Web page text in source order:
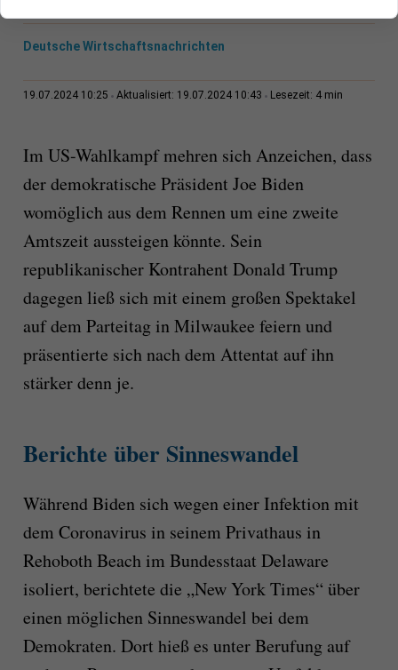
Deutsche Wirtschaftsnachrichten
19.07.2024 10:25 Aktualisiert: 19.07.2024 10:43 Lesezeit: 4 min
Im US-Wahlkampf mehren sich Anzeichen, dass
der demokratische Präsident Joe Biden
womöglich aus dem Rennen um eine zweite
Amtszeit aussteigen könnte. Sein
republikanischer Kontrahent Donald Trump
dagegen ließ sich mit einem großen Spektakel
auf dem Parteitag in Milwaukee feiern und
präsentierte sich nach dem Attentat auf ihn
stärker denn je.
Berichte über Sinneswandel
Während Biden sich wegen einer Infektion mit
dem Coronavirus in seinem Privathaus in
Rehoboth Beach im Bundesstaat Delaware
isoliert, berichtete die „New York Times“ über
einen möglichen Sinneswandel bei dem
Demokraten. Dort hieß es unter Berufung auf